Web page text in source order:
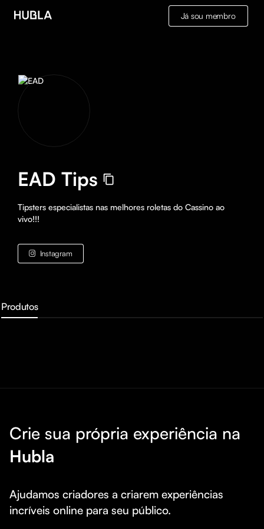
Já sou membro
EAD Tips
Tipsters especialistas nas melhores roletas do Cassino ao
vivo!!!
Instagram
Produtos
Crie sua própria experiência na
Hubla
Ajudamos criadores a criarem experiências
incríveis online para seu público.